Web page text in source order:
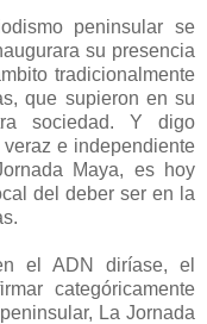
peninsular se
su presencia
tradicionalmente
que supieron en su
sociedad. Y digo
e independiente
Maya, es hoy
del deber ser en la
el ADN diríase, el
categóricamente
La Jornada